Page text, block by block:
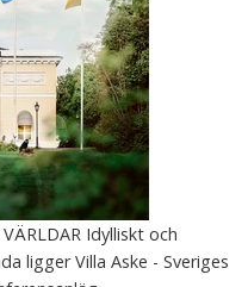
Idylliskt och
ligger Villa Aske - Sveriges